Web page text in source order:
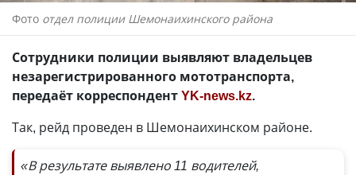
Фото отдел полиции Шемонаихинского района
Сотрудники полиции выявляют владельцев
незарегистрированного мототранспорта,
передаёт корреспондентYK-news.kz.
Так, рейд проведен в Шемонаихинском районе.
«В результате выявлено 11 водителей,